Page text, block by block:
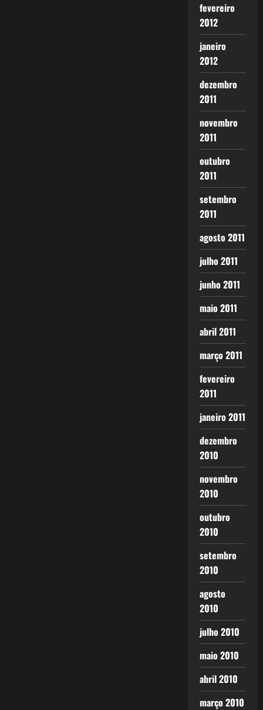
fevereiro
2012
janeiro
2012
dezembro
2011
novembro
2011
outubro
2011
setembro
2011
agosto 2011
julho 2011
junho 2011
maio 2011
abril 2011
março 2011
fevereiro
2011
janeiro 2011
dezembro
2010
novembro
2010
outubro
2010
setembro
2010
agosto
2010
julho 2010
maio 2010
abril 2010
março 2010